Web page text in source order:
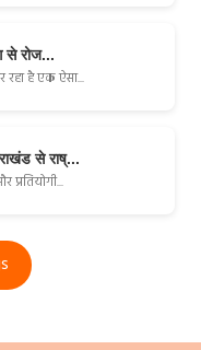
से रोज...
है एक ऐसा...
से राष्...
प्रतियोगी...